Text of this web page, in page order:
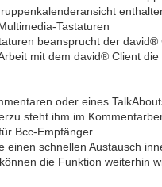
Tastaturen
beansprucht der
mit dem david® Client
oder eines
steht ihm im
Bcc-Empfänger
einen schnellen Austausch
die Funktion weiterhin